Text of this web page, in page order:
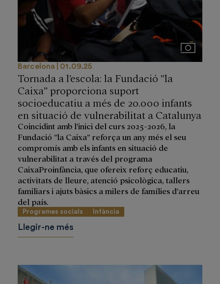
Imágenes
Barcelona 01.09.25
Tornada a l’escola: la Fundació ”la
Caixa” proporciona suport
socioeducatiu a més de 20.000 infants
en situació de vulnerabilitat a Catalunya
Coincidint amb l’inici del curs 2025-2026, la
Fundació ”la Caixa” reforça un any més el seu
compromís amb els infants en situació de
vulnerabilitat a través del programa
CaixaProinfància, que ofereix reforç educatiu,
activitats de lleure, atenció psicològica, tallers
familiars i ajuts bàsics a milers de famílies d’arreu
del país.
Programes socials Infància
Llegir-ne més